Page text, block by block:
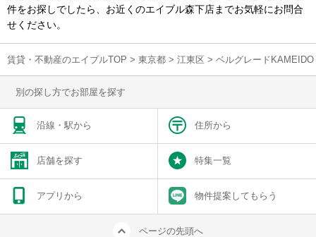
件をお探しでしたら、お近くのエイブル森下店までお気軽にお問合
せください。
賃貸・不動産のエイブルTOP > 東京都 > 江東区 > ベルグレード
別の探し方でお部屋を探す
沿線・駅から 住所から
店舗を探す 特集一覧
アプリから 物件提案してもらう
ページの先頭へ